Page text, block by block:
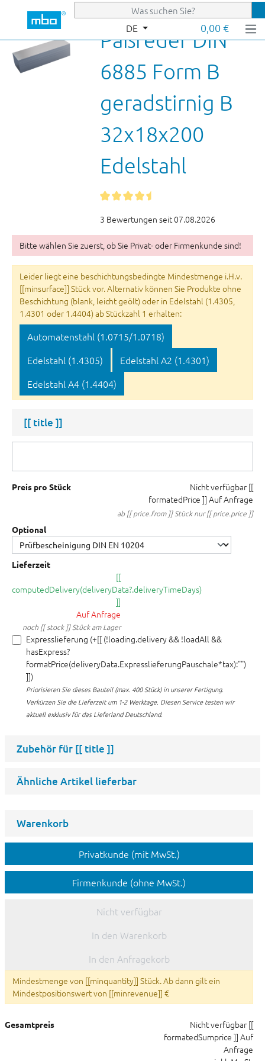
Zum Hauptinhalt springen
DE 0,00 €
Paßfeder DIN
6885 Form B
geradstirnig B
32x18x200
Edelstahl
3 Bewertungen seit 07.08.2026
Bitte wählen Sie zuerst, ob Sie Privat- oder Firmenkunde sind!
Leider liegt eine beschichtungsbedingte Mindestmenge i.H.v.
[[minsurface]] Stück vor. Alternativ können Sie Produkte ohne
Beschichtung (blank, leicht geölt) oder in Edelstahl (1.4305,
1.4301 oder 1.4404) ab Stückzahl 1 erhalten:
Automatenstahl (1.0715/1.0718)
Edelstahl (1.4305)
Edelstahl A2 (1.4301)
Edelstahl A4 (1.4404)
[[ title ]]
Preis pro Stück Nicht verfügbar [[
formatedPrice ]] Auf Anfrage
ab [[ price.from ]] Stück nur [[ price.price ]]
Optional
Lieferzeit
[[
computedDelivery(deliveryData?.deliveryTimeDays)
]]
Auf Anfrage
noch [[ stock ]] Stück am Lager
Expresslieferung (+[[ (!loading.delivery && !loadAll &&
hasExpress?
formatPrice(deliveryData.ExpresslieferungPauschale*tax):"")
]])
Priorisieren Sie dieses Bauteil (max. 400 Stück) in unserer Fertigung.
Verkürzen Sie die Lieferzeit um 1-2 Werktage. Diesen Service testen wir
aktuell exklusiv für das Lieferland Deutschland.
Zubehör für [[ title ]]
Ähnliche Artikel lieferbar
Warenkorb
Privatkunde (mit MwSt.)
Firmenkunde (ohne MwSt.)
Nicht verfügbar
In den Warenkorb
In den Anfragekorb
Mindestmenge von [[minquantity]] Stück. Ab dann gilt ein
Mindestpositionswert von [[minrevenue]] €
Gesamtpreis Nicht verfügbar [[
formatedSumprice ]] Auf
Anfrage